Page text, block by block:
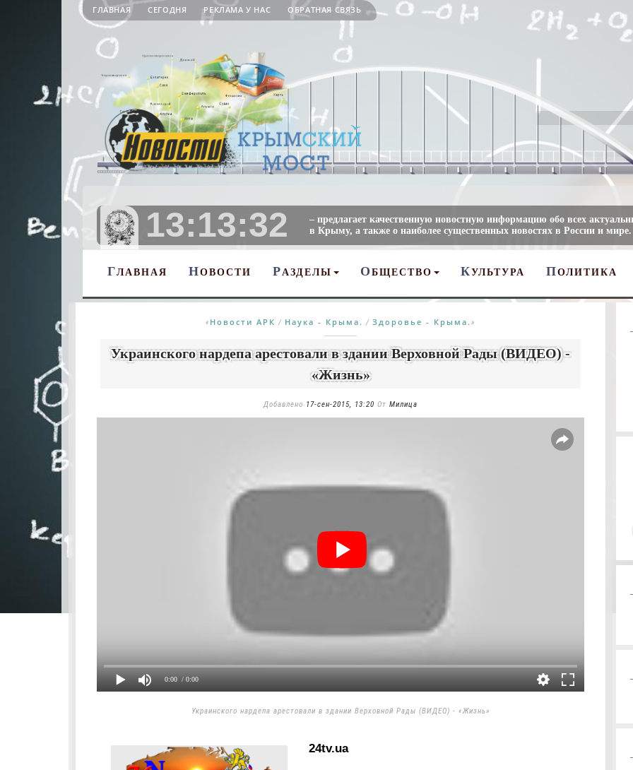
ГЛАВНАЯ СЕГОДНЯ РЕКЛАМА У НАС ОБРАТНАЯ СВЯЗЬ
13:13:33
– предлагает качественную новостную информацию обо всех
в Крыму, а также о наиболее существенных новостях в России и мире.
ГЛАВНАЯ НОВОСТИ Р АЗДЕЛЫ О БЩЕСТВО КУЛЬТУРА ПОЛИТИКА
« Новости АРК / Наука - Крыма. / Здоровье - Крыма. »
Украинского нардепа арестовали в здании Верховной Рады (ВИДЕО) -
«Жизнь»
Добавлено 17-сен-2015, 13:20 От Милица
0:00 / 0:00
Украинского нардепа арестовали в здании Верховной Рады (ВИДЕО) - «Жизнь»
24tv.ua